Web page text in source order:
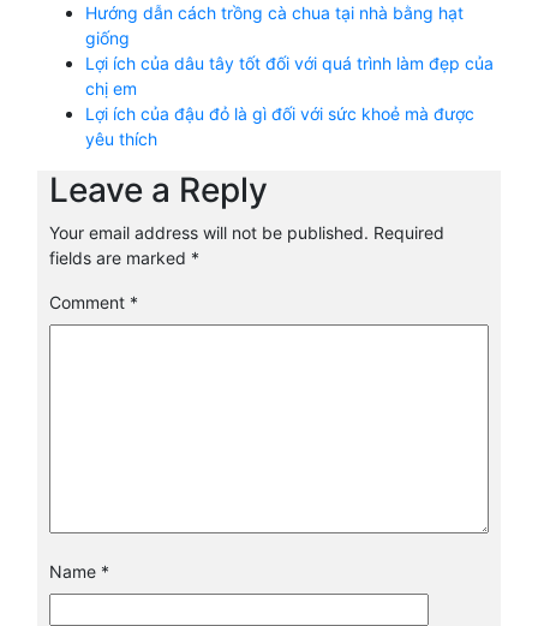
Hướng dẫn cách trồng cà chua tại nhà bằng hạt
giống
Lợi ích của dâu tây tốt đối với quá trình làm đẹp của
chị em
Lợi ích của đậu đỏ là gì đối với sức khoẻ mà được
yêu thích
Leave a Reply
Your email address will not be published. Required
fields are marked *
Comment *
Name *